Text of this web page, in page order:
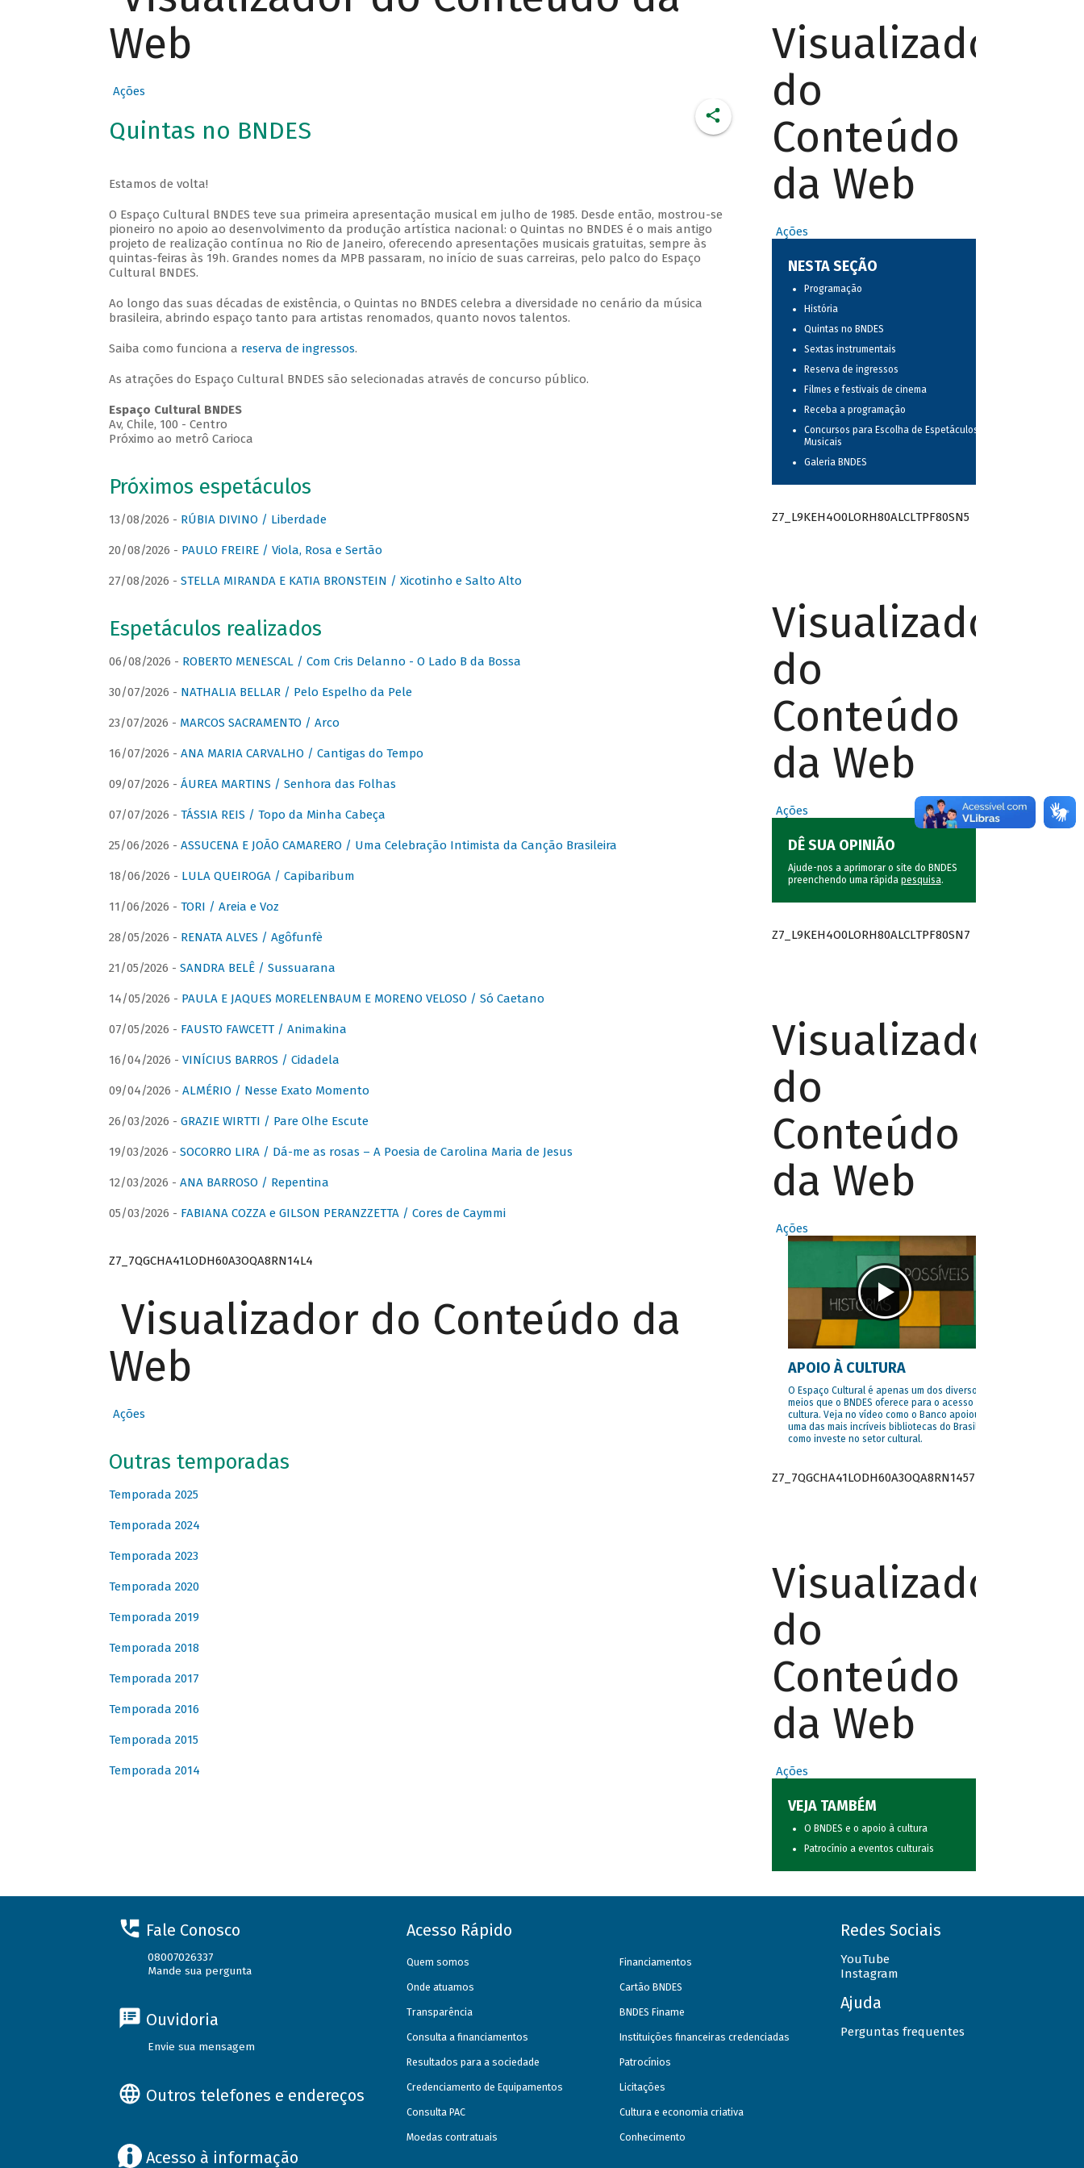
Web
Ações
Quintas no BNDES
Estamos de volta!
O Espaço Cultural BNDES teve sua primeira apresentação musical em julho de 1985. Desde então, mostrou-se
pioneiro no apoio ao desenvolvimento da produção artística nacional: o Quintas no BNDES é o mais antigo
projeto de realização contínua no Rio de Janeiro, oferecendo apresentações musicais gratuitas, sempre às
quintas-feiras às 19h. Grandes nomes da MPB passaram, no início de suas carreiras, pelo palco do Espaço
Cultural BNDES.
Ao longo das suas décadas de existência, o Quintas no BNDES celebra a diversidade no cenário da música
brasileira, abrindo espaço tanto para artistas renomados, quanto novos talentos.
Saiba como funciona a reserva de ingressos.
As atrações do Espaço Cultural BNDES são selecionadas através de concurso público.
Espaço Cultural BNDES
Av, Chile, 100 - Centro
Próximo ao metrô Carioca
Próximos espetáculos
13/08/2026 - RÚBIA DIVINO / Liberdade
20/08/2026 - PAULO FREIRE / Viola, Rosa e Sertão
27/08/2026 - STELLA MIRANDA E KATIA BRONSTEIN / Xicotinho e Salto Alto
Espetáculos realizados
06/08/2026 - ROBERTO MENESCAL / Com Cris Delanno - O Lado B da Bossa
30/07/2026 - NATHALIA BELLAR / Pelo Espelho da Pele
23/07/2026 - MARCOS SACRAMENTO / Arco
16/07/2026 - ANA MARIA CARVALHO / Cantigas do Tempo
09/07/2026 - ÁUREA MARTINS / Senhora das Folhas
07/07/2026 - TÁSSIA REIS / Topo da Minha Cabeça
25/06/2026 - ASSUCENA E JOÃO CAMARERO / Uma Celebração Intimista da Canção Brasileira
18/06/2026 - LULA QUEIROGA / Capibaribum
11/06/2026 - TORI / Areia e Voz
28/05/2026 - RENATA ALVES / Agôfunfè
21/05/2026 - SANDRA BELÊ / Sussuarana
14/05/2026 - PAULA E JAQUES MORELENBAUM E MORENO VELOSO / Só Caetano
07/05/2026 - FAUSTO FAWCETT / Animakina
16/04/2026 - VINÍCIUS BARROS / Cidadela
09/04/2026 - ALMÉRIO / Nesse Exato Momento
26/03/2026 - GRAZIE WIRTTI / Pare Olhe Escute
19/03/2026 - SOCORRO LIRA / Dá-me as rosas – A Poesia de Carolina Maria de Jesus
12/03/2026 - ANA BARROSO / Repentina
05/03/2026 - FABIANA COZZA e GILSON PERANZZETTA / Cores de Caymmi
Z7_7QGCHA41LODH60A3OQA8RN14L4
Visualizador do Conteúdo da
Web
Ações
Outras temporadas
Temporada 2025
Temporada 2024
Temporada 2023
Temporada 2020
Temporada 2019
Temporada 2018
Temporada 2017
Temporada 2016
Temporada 2015
Temporada 2014
Visualizador
do
Conteúdo
da Web
Ações
NESTA SEÇÃO
Programação
História
Quintas no BNDES
Sextas instrumentais
Reserva de ingressos
Filmes e festivais de cinema
Receba a programação
Concursos para Escolha de Espetáculos
Musicais
Galeria BNDES
Z7_L9KEH4O0LORH80ALCLTPF80SN5
Visualizador
do
Conteúdo
da Web
Ações
DÊ SUA OPINIÃO
Ajude-nos a aprimorar o site do BNDES
preenchendo uma rápida pesquisa.
Z7_L9KEH4O0LORH80ALCLTPF80SN7
Visualizador
do
Conteúdo
da Web
Ações
APOIO À CULTURA
O Espaço Cultural é apenas um dos diversos
meios que o BNDES oferece para o acesso à
cultura. Veja no vídeo como o Banco apoiou
uma das mais incríveis bibliotecas do Brasil e
como investe no setor cultural.
Z7_7QGCHA41LODH60A3OQA8RN1457
Visualizador
do
Conteúdo
da Web
Ações
VEJA TAMBÉM
O BNDES e o apoio à cultura
Patrocínio a eventos culturais
Fale Conosco
08007026337
Mande sua pergunta
Ouvidoria
Envie sua mensagem
Outros telefones e endereços
Acesso à informação
Acesso Rápido
Quem somos
Onde atuamos
Transparência
Consulta a financiamentos
Resultados para a sociedade
Credenciamento de Equipamentos
Consulta PAC
Moedas contratuais
Financiamentos
Cartão BNDES
BNDES Finame
Instituições financeiras credenciadas
Patrocínios
Licitações
Cultura e economia criativa
Conhecimento
Redes Sociais
YouTube
Instagram
Ajuda
Perguntas frequentes